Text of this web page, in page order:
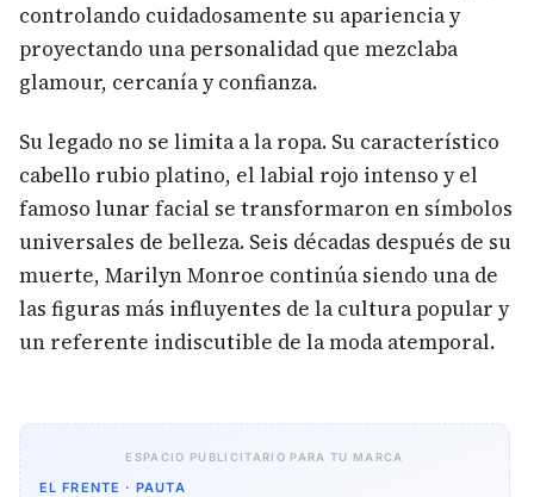
controlando cuidadosamente su apariencia y
proyectando una personalidad que mezclaba
glamour, cercanía y confianza.
Su legado no se limita a la ropa. Su característico
cabello rubio platino, el labial rojo intenso y el
famoso lunar facial se transformaron en símbolos
universales de belleza. Seis décadas después de su
muerte, Marilyn Monroe continúa siendo una de
las figuras más influyentes de la cultura popular y
un referente indiscutible de la moda atemporal.
ESPACIO PUBLICITARIO PARA TU MARCA
EL FRENTE · PAUTA